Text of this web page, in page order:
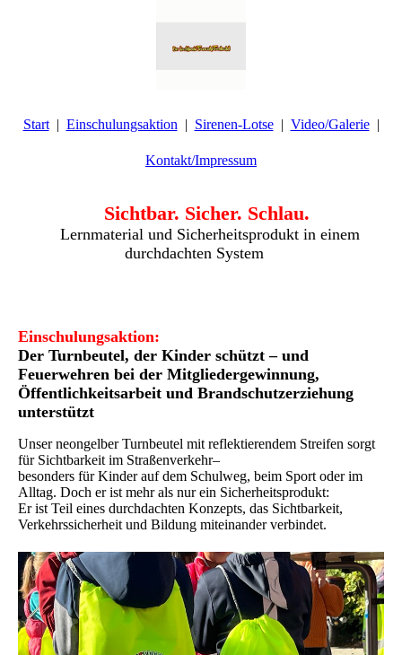
Start Einschulungsaktion Sirenen-Lotse Video/Galerie
Kontakt/Impressum
Sichtbar. Sicher. Schlau.
Lernmaterial und Sicherheitsprodukt in einem
durchdachten System
Einschulungsaktion:
Der Turnbeutel, der Kinder schützt – und
Feuerwehren bei der Mitgliedergewinnung,
Öffentlichkeitsarbeit und Brandschutzerziehung
unterstützt
Unser neongelber Turnbeutel mit reflektierendem Streifen sorgt
für Sichtbarkeit im Straßenverkehr–
besonders für Kinder auf dem Schulweg, beim Sport oder im
Alltag. Doch er ist mehr als nur ein Sicherheitsprodukt:
Er ist Teil eines durchdachten Konzepts, das Sichtbarkeit,
Verkehrssicherheit und Bildung miteinander verbindet.